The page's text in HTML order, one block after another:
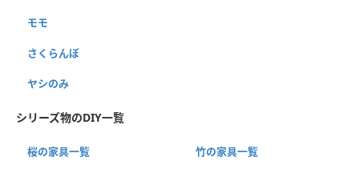
モモ
さくらんぼ
ヤシのみ
シリーズ物のDIY一覧
桜の家具一覧 竹の家具一覧